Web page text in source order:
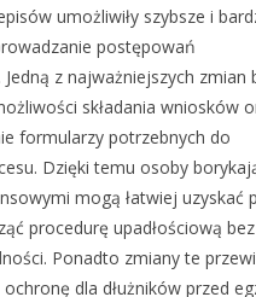
umożliwiły szybsze i
postępowań
z najważniejszych zmian
składania wniosków
formularzy potrzebnych do
Dzięki temu osoby
mogą łatwiej uzyskać
procedurę upadłościową bez
Ponadto zmiany te
dla dłużników przed